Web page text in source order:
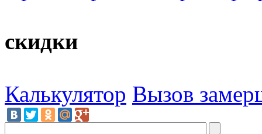
скидки
Калькулятор Вызов